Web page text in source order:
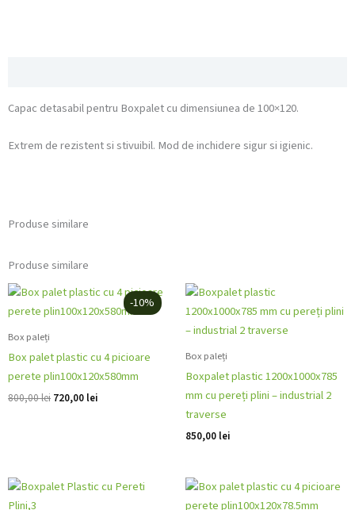
Capac detasabil pentru Boxpalet cu dimensiunea de 100×120.
Extrem de rezistent si stivuibil. Mod de inchidere sigur si igienic.
Produse similare
Produse similare
-10%
Box paleți
Box palet plastic cu 4 picioare
perete plin100x120x580mm
800,00lei
Prețul
inițial
a
720,00 lei
Prețul
curent
este:
Box paleți
Boxpalet plastic 1200x1000x785
mm cu pereți plini – industrial 2
traverse
850,00 lei